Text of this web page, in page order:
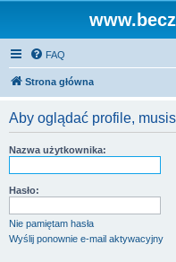
FAQ
Strona główna
Aby oglądać profile,
Nazwa użytkownika:
Hasło:
Nie pamiętam hasła
Wyślij ponownie e-mail aktywacyjny